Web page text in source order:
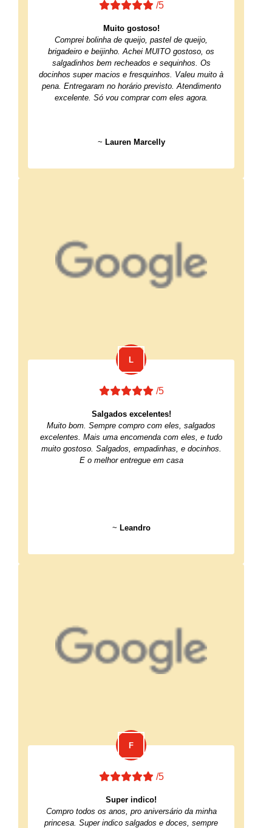
/5
Muito gostoso!
Comprei bolinha de queijo, pastel de queijo,
brigadeiro e beijinho. Achei MUITO gostoso, os
salgadinhos bem recheados e sequinhos. Os
docinhos super macios e fresquinhos. Valeu muito à
pena. Entregaram no horário previsto. Atendimento
excelente. Só vou comprar com eles agora.
~ Lauren Marcelly
/5
Salgados excelentes!
Muito bom. Sempre compro com eles, salgados
excelentes. Mais uma encomenda com eles, e tudo
muito gostoso. Salgados, empadinhas, e docinhos.
E o melhor entregue em casa
~ Leandro
/5
Super indico!
Compro todos os anos, pro aniversário da minha
princesa. Super indico salgados e doces, sempre